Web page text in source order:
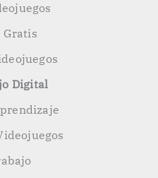
Gratis
Digital